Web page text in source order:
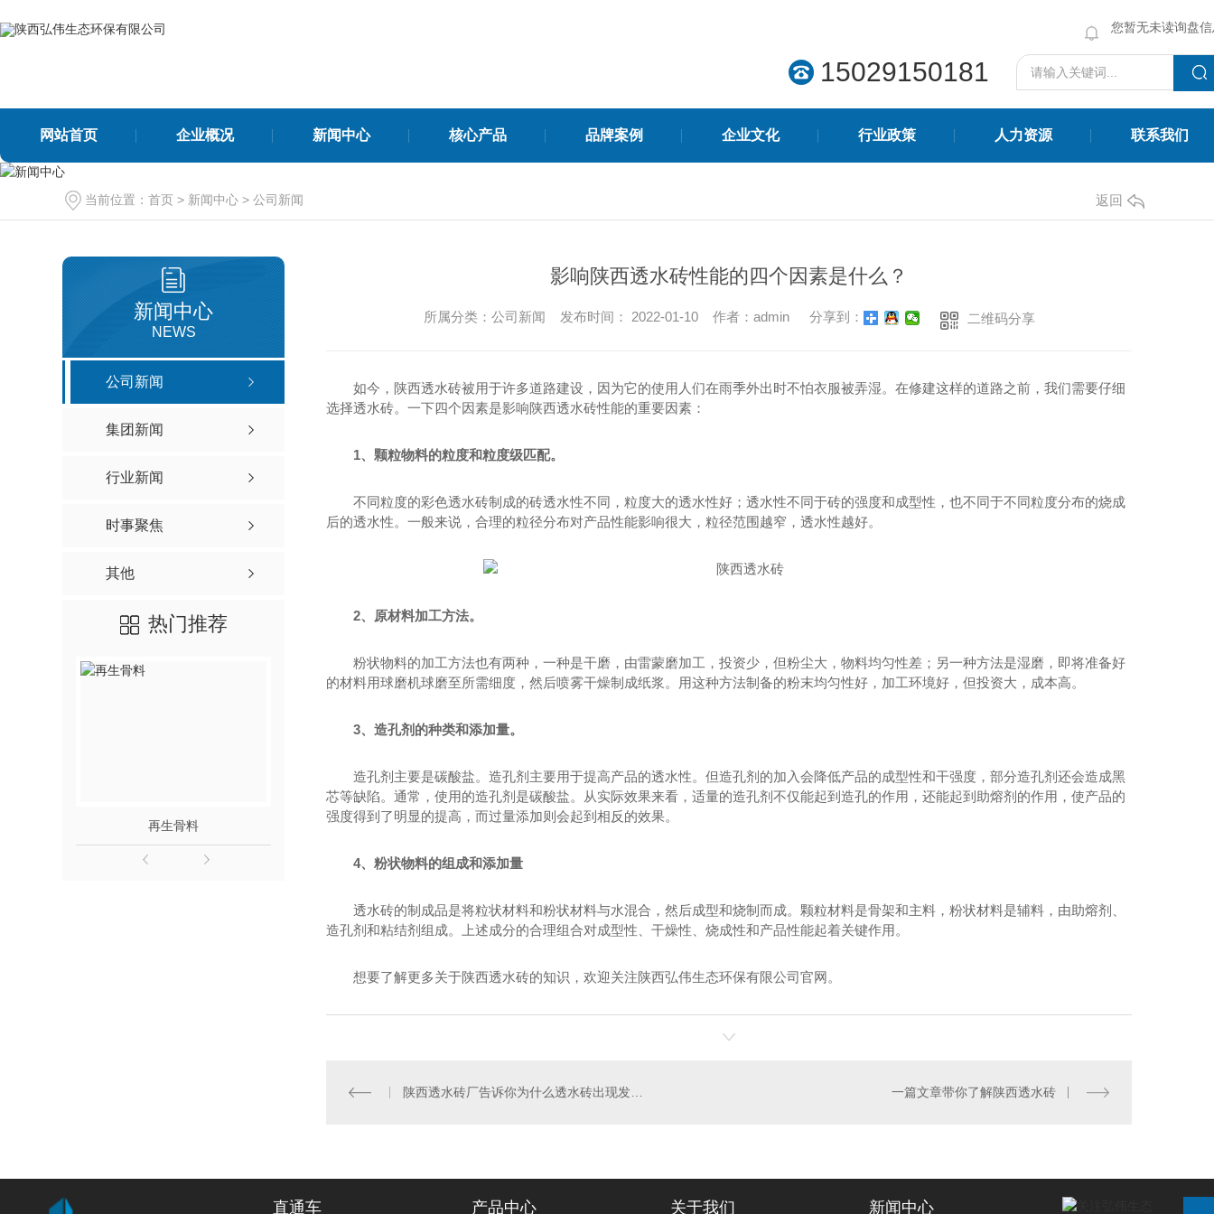
您暂无未读询盘
15029150181
网站首页 企业概况 新闻中心
行业新闻
核心产品
连续级配建筑垃圾再生骨料
配建筑垃圾再生骨料
单级配建筑垃圾再生骨料
再生骨料透水混凝土
水泥稳定建筑垃圾再生骨料碎石（简称水稳）
水泥稳定再生混凝土骨料无机混合料
陕西透水砖环保厂家
再生骨料类砖-免烧砖、砌块
品牌案例 企业文化 行业政策 人力资源 联系我们
当前位置： 首页 > 新闻中心 > 公司新闻 返回
新闻中心
NEWS
公司新闻
集团新闻
行业新闻
时事聚焦
其他
热门推荐
再生骨料 连续级配建筑垃圾再生骨料 陕西透水砖厂家
影响陕西透水砖性能的四个因素是什么？
所属分类：公司新闻 发布时间： 2022-01-10 作者：admin 分享到： 二维码分享
如今，陕西透水砖被用于许多道路建设，因为它的使用人们在雨季外出时不怕衣服被弄湿。在修建这样的道路之前，我们需要仔细
选择透水砖。一下四个因素是影响陕西透水砖性能的重要因素：
1、颗粒物料的粒度和粒度级匹配。
不同粒度的彩色透水砖制成的砖透水性不同，粒度大的透水性好；透水性不同于砖的强度和成型性，也不同于不同粒度分布的烧成
后的透水性。一般来说，合理的粒径分布对产品性能影响很大，粒径范围越窄，透水性越好。
2、原材料加工方法。
粉状物料的加工方法也有两种，一种是干磨，由雷蒙磨加工，投资少，但粉尘大，物料均匀性差；另一种方法是湿磨，即将准备好
的材料用球磨机球磨至所需细度，然后喷雾干燥制成纸浆。用这种方法制备的粉末均匀性好，加工环境好，但投资大，成本高。
3、造孔剂的种类和添加量。
造孔剂主要是碳酸盐。造孔剂主要用于提高产品的透水性。但造孔剂的加入会降低产品的成型性和干强度，部分造孔剂还会造成黑
芯等缺陷。通常，使用的造孔剂是碳酸盐。从实际效果来看，适量的造孔剂不仅能起到造孔的作用，还能起到助熔剂的作用，使产品的
强度得到了明显的提高，而过量添加则会起到相反的效果。
4、粉状物料的组成和添加量
透水砖的制成品是将粒状材料和粉状材料与水混合，然后成型和烧制而成。颗粒材料是骨架和主料，粉状材料是辅料，由助熔剂、
造孔剂和粘结剂组成。上述成分的合理组合对成型性、干燥性、烧成性和产品性能起着关键作用。
想要了解更多关于陕西透水砖的知识，欢迎关注陕西弘伟生态环保有限公司官网。
陕西透水砖厂告诉你为什么透水砖出现发白现象？ 一篇文章带你了解陕西透水砖
直通车 产品中心 关于我们 新闻中心